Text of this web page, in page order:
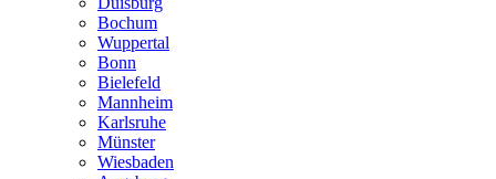
Bochum
Wuppertal
Bonn
Bielefeld
Mannheim
Karlsruhe
Münster
Wiesbaden